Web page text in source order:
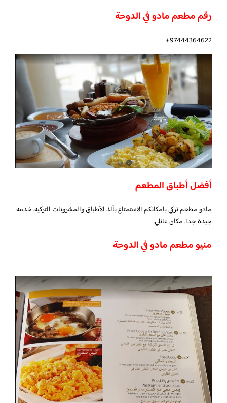
رقم مطعم مادو في الدوحة
97444364622+
أفضل أطباق المطعم
مادو مطعم تركي بامكانكم الاستمتاع بألذ الأطباق والمشروبات التركية. خدمة
جيدة جدا. مكان عائلي.
منيو مطعم مادو في الدوحة